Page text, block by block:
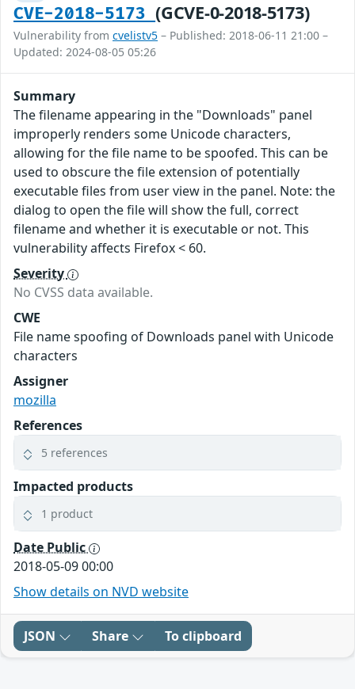
CVE-2018-5173(GCVE-0-2018-5173)
Vulnerability from cvelistv5 – Published: 2018-06-11 21:00 –
Updated: 2024-08-05 05:26
Summary
The filename appearing in the "Downloads" panel
improperly renders some Unicode characters,
allowing for the file name to be spoofed. This can be
used to obscure the file extension of potentially
executable files from user view in the panel. Note: the
dialog to open the file will show the full, correct
filename and whether it is executable or not. This
vulnerability affects Firefox < 60.
Severity
No CVSS data available.
CWE
File name spoofing of Downloads panel with Unicode
characters
Assigner
mozilla
References
5 references
Impacted products
1 product
Date Public
2018-05-09 00:00
Show details on NVD website
JSON Share To clipboard